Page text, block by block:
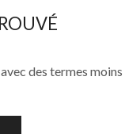
des termes moins